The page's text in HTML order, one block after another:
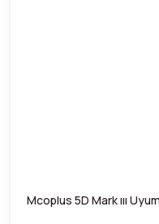
Mcoplus 5D Mark ııı